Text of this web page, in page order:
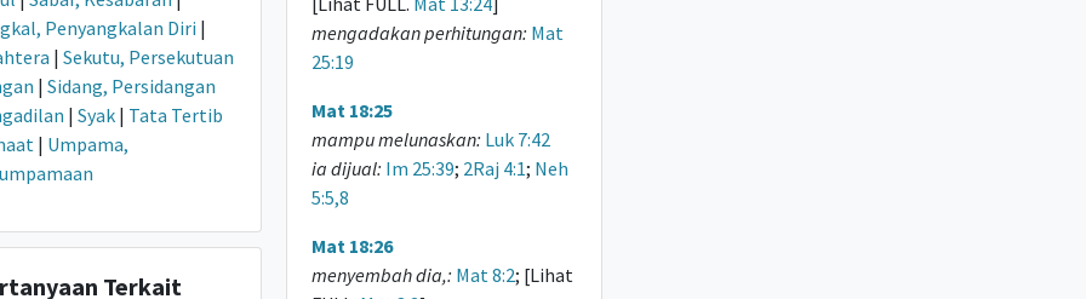
Penyangkalan Diri |
| Sekutu, Persekutuan
| Sidang, Persidangan
| Syak | Tata Tertib
| Umpama,
Terkait
mengadakan perhitungan: Mat
25:19
Mat 18:25
mampu melunaskan: Luk 7:42
ia dijual: Im 25:39; 2Raj 4:1; Neh
5:5,8
Mat 18:26
menyembah dia,: Mat 8:2; [Lihat